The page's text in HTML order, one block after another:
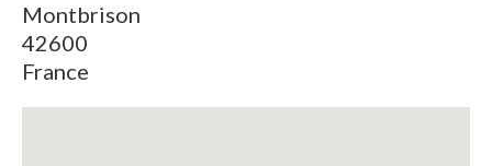
Montbrison
42600
France